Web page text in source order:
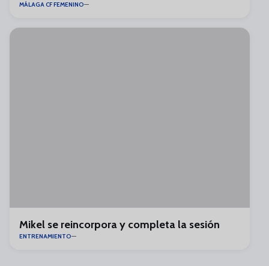
MÁLAGA CF FEMENINO
Mikel se reincorpora y completa la sesión
ENTRENAMIENTO